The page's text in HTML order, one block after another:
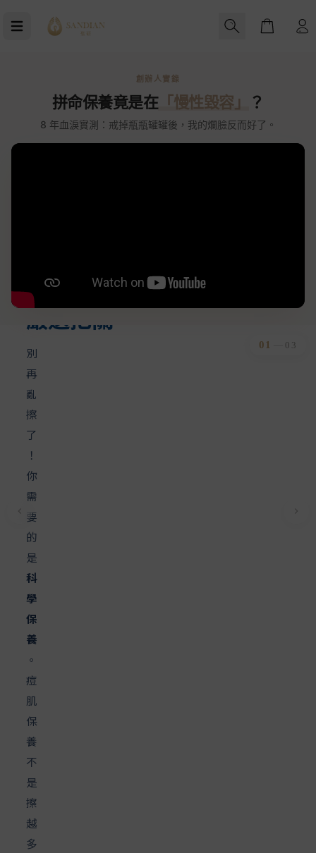
Cart
創辦人實錄
拼命保養竟是在「慢性毀容」 ？
8 年血淚實測：戒掉瓶瓶罐罐後，我的爛臉反而好了。
皮膚專科醫師
嚴選把關
別
再
亂
擦
了
！
你
需
要
的
是
科
學
保
養
。
痘
肌
保
養
不
是
擦
越
多
02 03